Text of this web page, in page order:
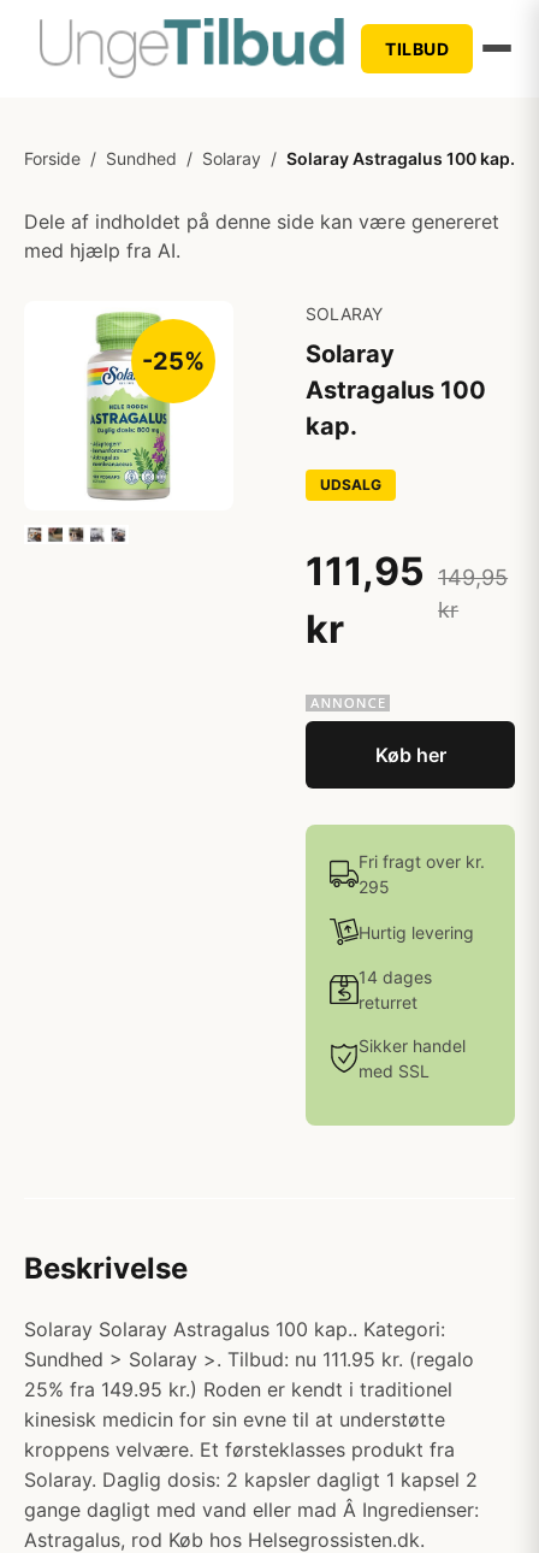
TILBUD
Forside / Sundhed / Solaray / Solaray Astragalus 100 kap.
Dele af indholdet på denne side kan være genereret
med hjælp fra AI.
-25%
SOLARAY
Solaray
Astragalus 100
kap.
UDSALG
111,95
kr
149,95
kr
Køb her
Fri fragt over kr.
295
Hurtig levering
14 dages
returret
Sikker handel
med SSL
Beskrivelse
Solaray Solaray Astragalus 100 kap.. Kategori:
Sundhed > Solaray >. Tilbud: nu 111.95 kr. (regalo
25% fra 149.95 kr.) Roden er kendt i traditionel
kinesisk medicin for sin evne til at understøtte
kroppens velvære. Et førsteklasses produkt fra
Solaray. Daglig dosis: 2 kapsler dagligt 1 kapsel 2
gange dagligt med vand eller mad Â Ingredienser:
Astragalus, rod Køb hos Helsegrossisten.dk.